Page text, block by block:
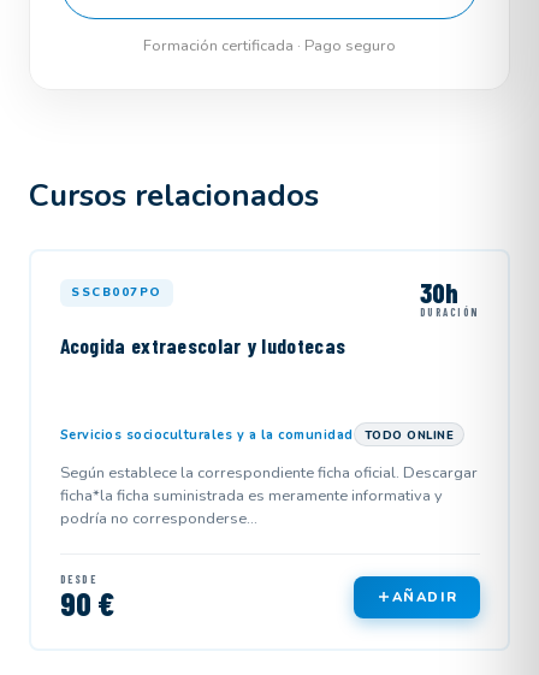
Formación certificada · Pago seguro
Cursos relacionados
SSCB007PO 30h
DURACIÓN
Acogida extraescolar y ludotecas
Servicios socioculturales y a la comunidad TODO ONLINE
Según establece la correspondiente ficha oficial. Descargar
ficha*la ficha suministrada es meramente informativa y
podría no corresponderse...
DESDE
90 € AÑADIR